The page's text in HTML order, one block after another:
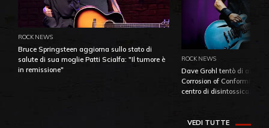
ROCK NEWS
Bruce Springsteen aggiorna sullo stato di
salute di sua moglie Patti Scialfa: "Il tumore è
in remissione"
ROCK NEWS
Dave Grohl tentò di
Corrosion of Conformity
centro di
VEDI TUTTE